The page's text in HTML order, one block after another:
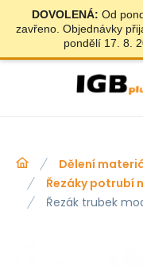
DOVOLENÁ: Od
zavřeno. Objednávky
pondělí 17. 8.
Dělení
Řezáky potrubí
Řezák trubek